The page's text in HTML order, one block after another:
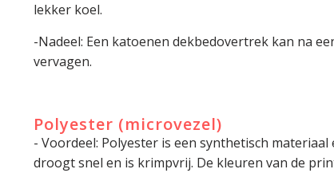
lekker koel.
-Nadeel: Een katoenen dekbedovertrek kan na
vervagen.
Polyester (microvezel)
- Voordeel: Polyester is een synthetisch
droogt snel en is krimpvrij. De kleuren van de